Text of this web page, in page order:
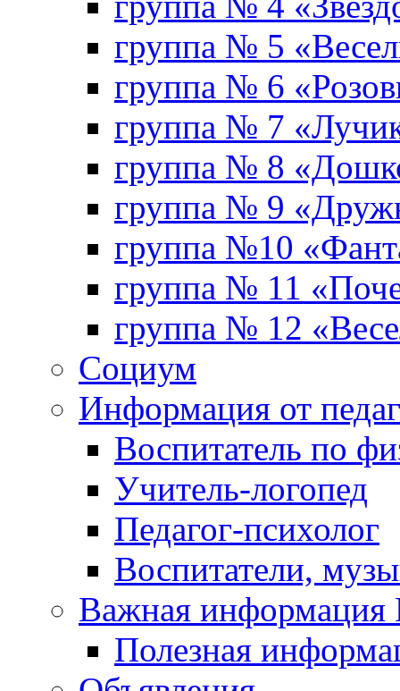
группа № 5
группа № 6
группа № 7
группа № 8
группа № 9
группа №10
группа № 11
группа № 12
Социум
Информация от
Воспитатель по
Учитель-логопед
Педагог-психолог
Воспитатели,
Важная
Полезная